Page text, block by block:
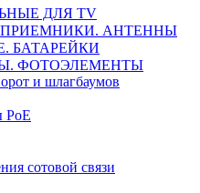
ДЛЯ TV
ПРИЕМНИКИ. АНТЕННЫ
БАТАРЕЙКИ
ФОТОЭЛЕМЕНТЫ
и шлагбаумов
РоЕ
сотовой связи